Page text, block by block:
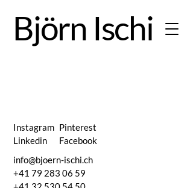
Björn Ischi
Instagram
Linkedin
Pinterest
Facebook
info@bjoern-ischi.ch
+41 79 283 06 59